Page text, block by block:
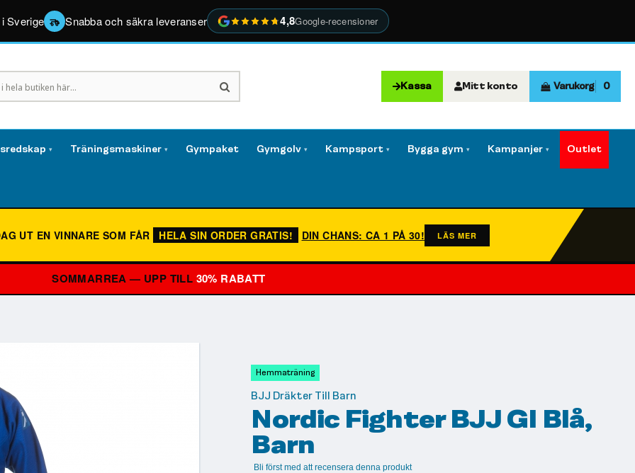
Sverige Snabba och säkra leveranser 4,8Google-recensioner
Kassa Mitt konto Varukorg 0
▾ Träningsmaskiner ▾ Gympaket Gymgolv ▾ Kampsport ▾ Bygga gym ▾ Kampanjer ▾ Outlet
UT EN VINNARE SOM FÅR HELA SIN ORDER GRATIS! DIN CHANS: CA 1 PÅ 30! LÄS MER
SOMMARREA — UPP TILL 30% RABATT
Hemmaträning
BJJ Dräkter Till Barn
Nordic Fighter BJJ GI Blå,
Barn
Bli först med att recensera denna produkt